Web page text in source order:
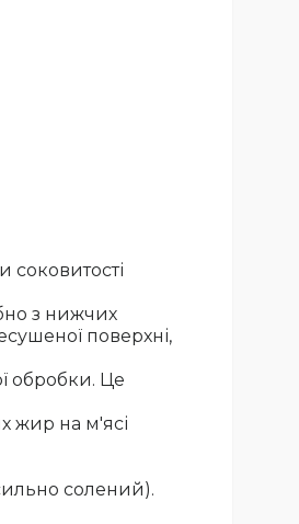
соковитості
з нижчих
поверхні,
обробки. Це
жир на м'ясі
солений).